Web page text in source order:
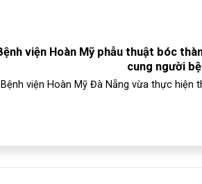
viện Hoàn Mỹ phẫu thuật bóc
cung người
Bệnh viện Hoàn Mỹ Đà Nẵng vừa thực hiện